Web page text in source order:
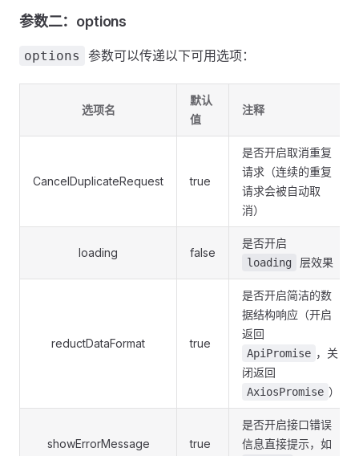
参数二：options
options 参数可以传递以下可用选项：
选项名
默认
值
注释
CancelDuplicateRequest true
是否开启取消重复
请求（连续的重复
请求会被自动取
消）
loading false
是否开启
loading 层效果
reductDataFormat true
是否开启简洁的数
据结构响应（开启
返回
ApiPromise ，关
闭返回
AxiosPromise ）
showErrorMessage true
是否开启接口错误
信息直接提示，如